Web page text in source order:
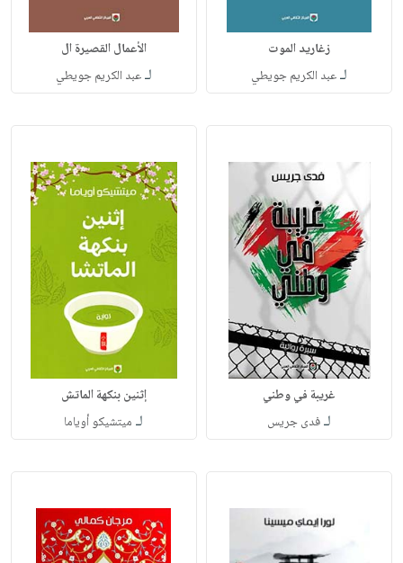
زغاريد الموت
لـعبد الكريم جويطي
الأعمال القصيرة ال
لـعبد الكريم جويطي
غريبة في وطني
لـفدى جريس
إثنين بنكهة الماتش
لـ ميتشيكو أوياما